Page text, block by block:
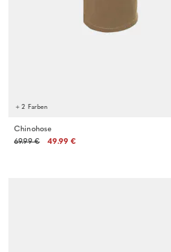
+ 2 Farben
Chinohose
69.99 €
49.99 €